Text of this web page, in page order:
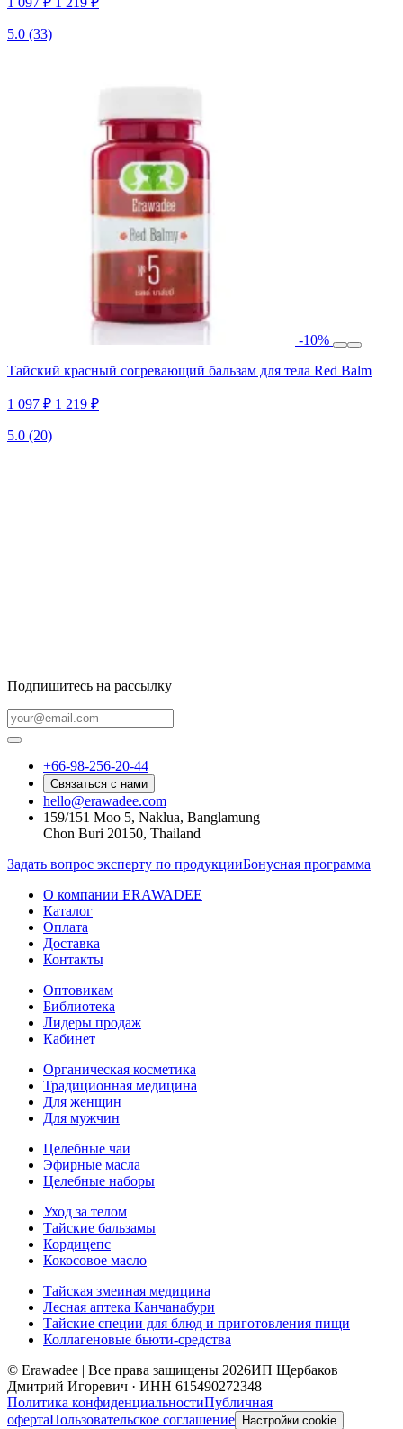
5.0 (33)
-10%
Тайский красный согревающий бальзам для тела Red Balm
1 097 ₽ 1 219 ₽
5.0 (20)
Подпишитесь на рассылку
+66-98-256-20-44
Связаться с нами
hello@erawadee.com
159/151 Moo 5, Naklua, Banglamung
Chon Buri 20150, Thailand
Задать вопрос эксперту по продукцииБонусная программа
О компании ERAWADEE
Каталог
Оплата
Доставка
Контакты
Оптовикам
Библиотека
Лидеры продаж
Кабинет
Органическая косметика
Традиционная медицина
Для женщин
Для мужчин
Целебные чаи
Эфирные масла
Целебные наборы
Уход за телом
Тайские бальзамы
Кордицепс
Кокосовое масло
Тайская змеиная медицина
Лесная аптека Канчанабури
Тайские специи для блюд и приготовления пищи
Коллагеновые бьюти-средства
© Erawadee | Все права защищены 2026ИП Щербаков
Дмитрий Игоревич · ИНН 615490272348
Политика конфиденциальностиПубличная
офертаПользовательское соглашение Настройки cookie